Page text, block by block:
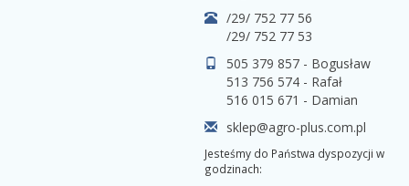
/29/ 752 77 56
/29/ 752 77 53
505 379 857 - Bogusław
513 756 574 - Rafał
516 015 671 - Damian
sklep@agro-plus.com.pl
Jesteśmy do Państwa dyspozycji w
godzinach: